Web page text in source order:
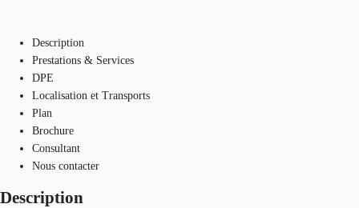
Description
Prestations & Services
DPE
Localisation et Transports
Plan
Brochure
Consultant
Nous contacter
Description